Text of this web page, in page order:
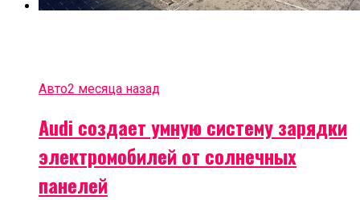
Авто2 месяца назад
Audi создает умную систему зарядки
электромобилей от солнечных
панелей